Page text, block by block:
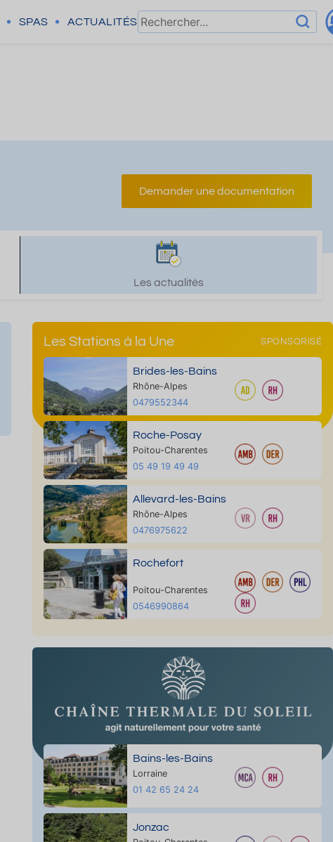
SPAS ACTUALITÉS
Demander une documentation
Les actualités
Les Stations à la Une SPONSORISÉ
Brides-les-Bains
Rhône-Alpes
0479552344
Roche-Posay
Poitou-Charentes
05 49 19 49 49
Allevard-les-Bains
Rhône-Alpes
0476975622
Rochefort
Poitou-Charentes
0546990864
Bains-les-Bains
Lorraine
01 42 65 24 24
Jonzac